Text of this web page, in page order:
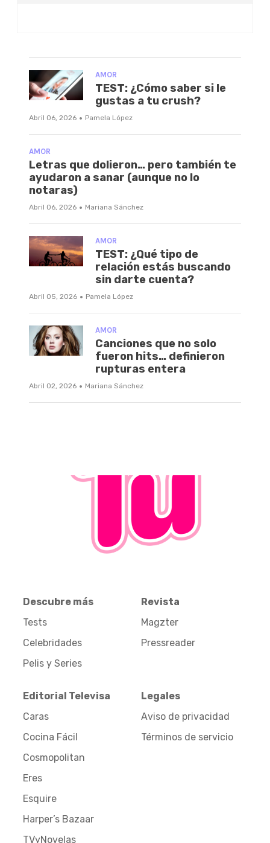
AMOR
TEST: ¿Cómo saber si le
gustas a tu crush?
Abril 06, 2026 · Pamela López
AMOR
Letras que dolieron… pero también te
ayudaron a sanar (aunque no lo
notaras)
Abril 06, 2026 · Mariana Sánchez
AMOR
TEST: ¿Qué tipo de
relación estás buscando
sin darte cuenta?
Abril 05, 2026 · Pamela López
AMOR
Canciones que no solo
fueron hits… definieron
rupturas entera
Abril 02, 2026 · Mariana Sánchez
Descubre más
Tests
Celebridades
Pelis y Series
Revista
Magzter
Pressreader
Editorial Televisa
Caras
Cocina Fácil
Cosmopolitan
Eres
Esquire
Harper’s Bazaar
TVyNovelas
Legales
Aviso de privacidad
Términos de servicio